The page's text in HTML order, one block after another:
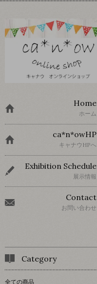
Home
ホーム
ca*n*owHP
キャナウHPへ
Exhibition Schedule
展示情報
Contact
お問い合わせ
Category
全ての商品